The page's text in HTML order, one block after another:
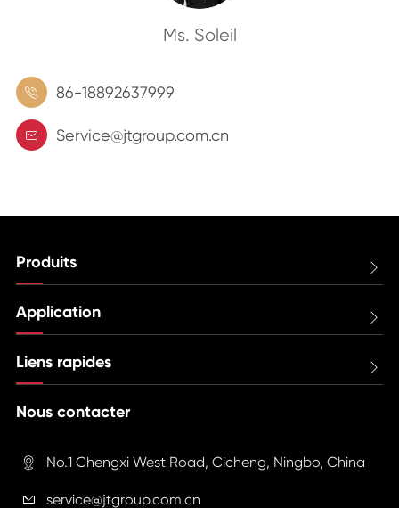
Ms. Soleil
 86-18892637999
 Service@jtgroup.com.cn
Produits 
Application 
Liens rapides 
Nous contacter
 No.1 Chengxi West Road, Cicheng, Ningbo, China
 service@jtgroup.com.cn